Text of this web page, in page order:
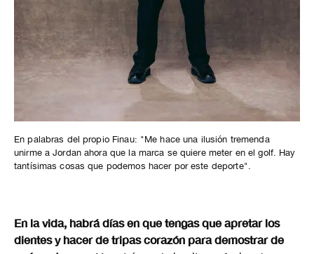
En palabras del propio Finau: "Me hace una ilusión tremenda
unirme a Jordan ahora que la marca se quiere meter en el golf. Hay
tantísimas cosas que podemos hacer por este deporte".
En la vida, habrá días en que tengas que apretar los
dientes y hacer de tripas corazón para demostrar de